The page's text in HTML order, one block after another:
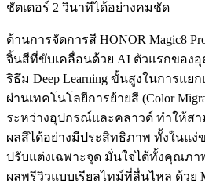
ชัตเตอร์ 2 วินาทีได้อย่างคมชัด
ด้านการจัดการสี HONOR Magic8
จิ้นสีที่ขับเคลื่อนด้วย AI ตัวแรกของ
ริธึม Deep Learning ขั้นสูงในการแย
ผ่านเทคโนโลยีการย้ายสี (Color
ระหว่างอุปกรณ์และคลาวด์ ทำให้ส
ผลสีได้อย่างมีประสิทธิภาพ ทั้งในแง่
ปรับแต่งเฉพาะจุด มั่นใจได้ทั้งคุณภ
ผลพรีวิวแบบเรียลไทม์ที่ลื่นไหล ด้วย